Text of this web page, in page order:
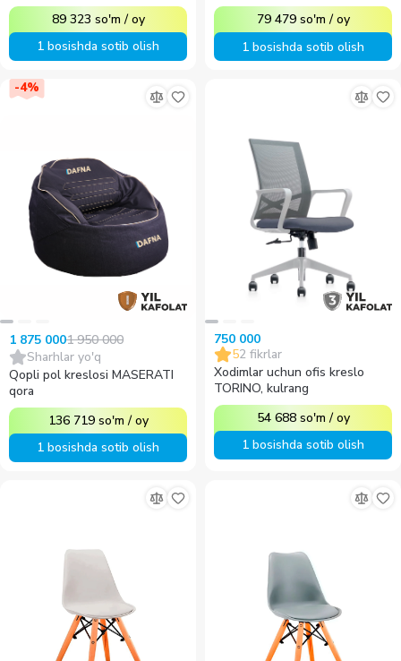
89 323 so'm /oy
1 bosishda sotib olish
79 479 so'm /oy
1 bosishda sotib olish
-4%
1 875 0001 950 000
Sharhlar yo'q
Qopli pol kreslosi MASERATI
qora
136 719 so'm /oy
1 bosishda sotib olish
750 000
52 fikrlar
Xodimlar uchun ofis kreslo
TORINO, kulrang
54 688 so'm /oy
1 bosishda sotib olish